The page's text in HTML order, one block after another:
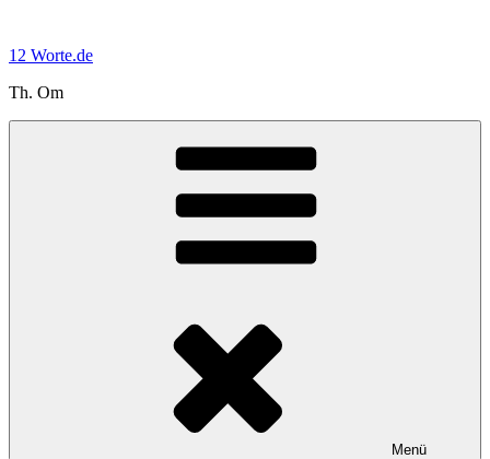
springen
12 Worte.de
Th. Om
Menü